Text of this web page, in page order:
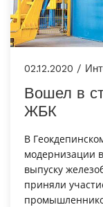
02.12.2020 /
Вошел в
ЖБК
В
модернизации
выпуску
приняли